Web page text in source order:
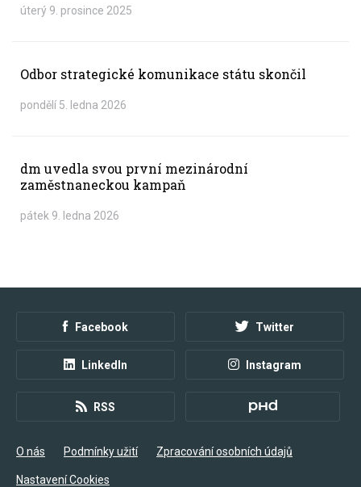
úterý 9. prosince 2025
Odbor strategické komunikace státu skončil
pondělí 5. ledna 2026
dm uvedla svou první mezinárodní
zaměstnaneckou kampaň
pátek 9. ledna 2026
O nás Podmínky užití Zpracování osobních údajů
Nastavení Cookies
Facebook Twitter
LinkedIn Instagram
RSS